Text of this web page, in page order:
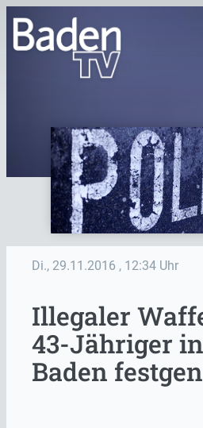
Di., 29.11.2016 , 12:34 Uhr
Illegaler
43-Jähriger
Baden